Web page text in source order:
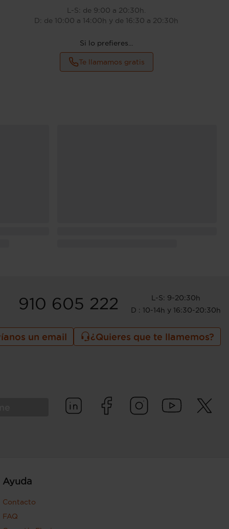
L-S: de 9:00 a 20:30h.
D: de 10:00 a 14:00h y de 16:30 a 20:30h
Si lo prefieres...
Te llamamos gratis
910 605 222
L-S: 9-20:30h
D : 10-14h y 16:30-20:30h
un email ¿Quieres que te llamemos?
Ayuda
Contacto
FAQ